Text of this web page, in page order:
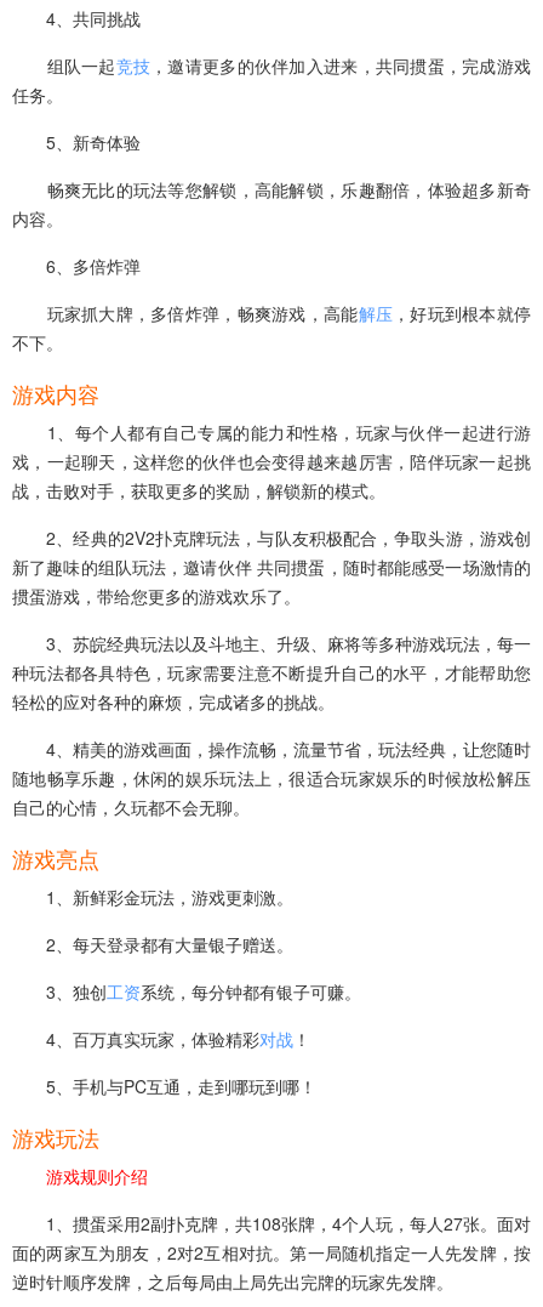
4、共同挑战
组队一起竞技 ，邀请更多的伙伴加入进来，共同掼蛋，完成游戏
任务。
5、新奇体验
畅爽无比的玩法等您解锁，高能解锁，乐趣翻倍，体验超多新奇
内容。
6、多倍炸弹
玩家抓大牌，多倍炸弹，畅爽游戏，高能解压 ，好玩到根本就停
不下。
游戏内容
1、每个人都有自己专属的能力和性格，玩家与伙伴一起进行游
戏，一起聊天，这样您的伙伴也会变得越来越厉害，陪伴玩家一起挑
战，击败对手，获取更多的奖励，解锁新的模式。
2、经典的2V2扑克牌玩法，与队友积极配合，争取头游，游戏创
新了趣味的组队玩法，邀请伙伴 共同掼蛋，随时都能感受一场激情的
掼蛋游戏，带给您更多的游戏欢乐了。
3、苏皖经典玩法以及斗地主、升级、麻将等多种游戏玩法，每一
种玩法都各具特色，玩家需要注意不断提升自己的水平，才能帮助您
轻松的应对各种的麻烦，完成诸多的挑战。
4、精美的游戏画面，操作流畅，流量节省，玩法经典，让您随时
随地畅享乐趣，休闲的娱乐玩法上，很适合玩家娱乐的时候放松解压
自己的心情，久玩都不会无聊。
游戏亮点
1、新鲜彩金玩法，游戏更刺激。
2、每天登录都有大量银子赠送。
3、独创工资系统，每分钟都有银子可赚。
4、百万真实玩家，体验精彩对战 ！
5、手机与PC互通，走到哪玩到哪！
游戏玩法
游戏规则介绍
1、掼蛋采用2副扑克牌，共108张牌，4个人玩，每人27张。面对
面的两家互为朋友，2对2互相对抗。第一局随机指定一人先发牌，按
逆时针顺序发牌，之后每局由上局先出完牌的玩家先发牌。